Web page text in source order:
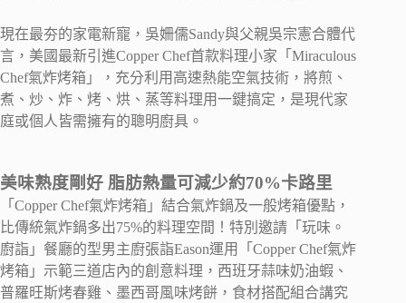
現在最夯的家電新寵，吳姍儒Sandy與父親吳宗憲合體代
言，美國最新引進Copper Chef首款料理小家「Miraculous
Chef氣炸烤箱」，充分利用高速熱能空氣技術，將煎、
煮、炒、炸、烤、烘、蒸等料理用一鍵搞定，是現代家
庭或個人皆需擁有的聰明廚具。
美味熟度剛好 脂肪熱量可減少約70%卡路里
「Copper Chef氣炸烤箱」結合氣炸鍋及一般烤箱優點，
比傳統氣炸鍋多出75%的料理空間！特別邀請「玩味。
廚詣」餐廳的型男主廚張詣Eason運用「Copper Chef氣炸
烤箱」示範三道店內的創意料理，西班牙蒜味奶油蝦、
普羅旺斯烤春雞、墨西哥風味烤餅，食材搭配組合講究